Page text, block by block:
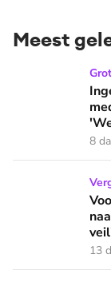
Meest
Inge emigreert
8
Voor
13